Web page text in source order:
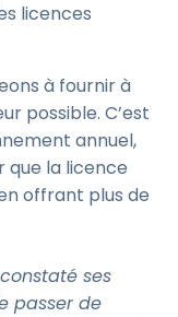
licences
à fournir à
possible. C’est
annuel,
que la licence
offrant plus de
ses
passer de